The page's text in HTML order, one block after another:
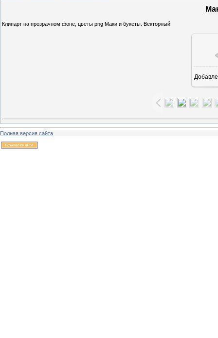
Клипарт на прозрачном фоне, цветы png Маки и букеты. Векторный
Полная версия сайта